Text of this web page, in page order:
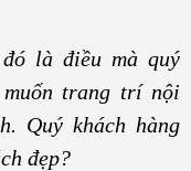
là điều mà quý
trang trí nội
Quý khách hàng
đẹp?